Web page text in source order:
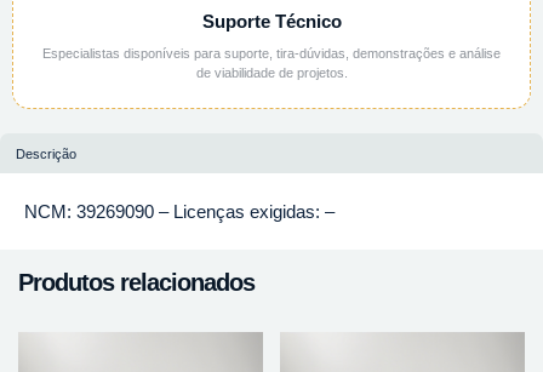
Suporte Técnico
Especialistas disponíveis para suporte, tira-dúvidas, demonstrações e análise
de viabilidade de projetos.
Descrição
NCM: 39269090 – Licenças exigidas: –
Produtos relacionados